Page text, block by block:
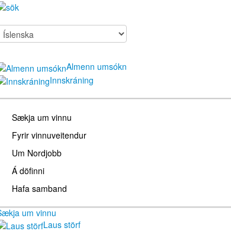
Almenn umsókn
Innskráning
Sækja um vinnu
Fyrir vinnuveitendur
Um Nordjobb
Á döfinni
Hafa samband
um vinnu
Laus störf